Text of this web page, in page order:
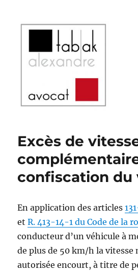
Excès de
confiscation du
En application des articles
etR. 413-14-1 du Code de la
conducteur d’un véhicule à
de plus de 50 km/h la vitesse
autorisée encourt, à titre de